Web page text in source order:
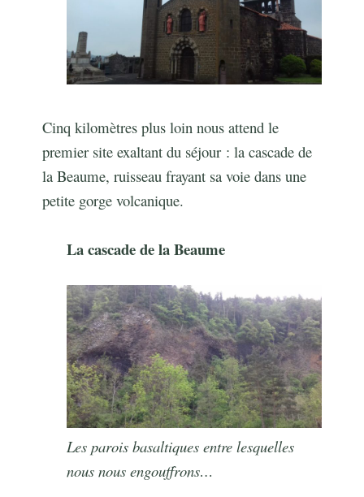
Cinq kilomètres plus loin nous attend le
premier site exaltant du séjour : la cascade de
la Beaume, ruisseau frayant sa voie dans une
petite gorge volcanique.
La cascade de la Beaume
Les parois basaltiques entre lesquelles
nous nous engouffrons…